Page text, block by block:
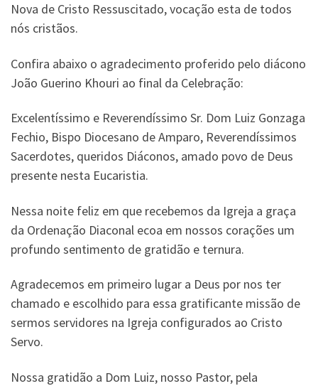
Nova de Cristo Ressuscitado, vocação esta de todos
nós cristãos.
Confira abaixo o agradecimento proferido pelo diácono
João Guerino Khouri ao final da Celebração:
Excelentíssimo e Reverendíssimo Sr. Dom Luiz Gonzaga
Fechio, Bispo Diocesano de Amparo, Reverendíssimos
Sacerdotes, queridos Diáconos, amado povo de Deus
presente nesta Eucaristia.
Nessa noite feliz em que recebemos da Igreja a graça
da Ordenação Diaconal ecoa em nossos corações um
profundo sentimento de gratidão e ternura.
Agradecemos em primeiro lugar a Deus por nos ter
chamado e escolhido para essa gratificante missão de
sermos servidores na Igreja configurados ao Cristo
Servo.
Nossa gratidão a Dom Luiz, nosso Pastor, pela